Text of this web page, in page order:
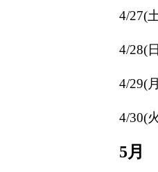
4/27(
4/28(
4/29(
4/30(
5月